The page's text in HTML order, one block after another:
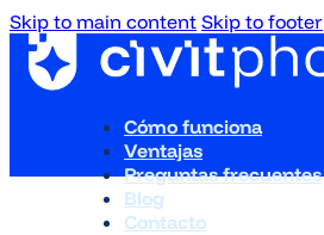
Skip to main content Skip to footer
Cómo funciona
Ventajas
Preguntas frecuentes
Blog
Contacto